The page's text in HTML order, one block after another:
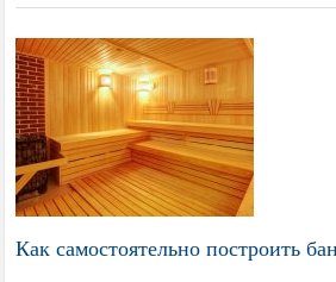
Как самостоятельно построить